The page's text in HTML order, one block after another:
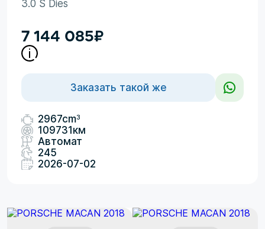
3.0 S Dies
7 144 085₽
Заказать такой же
2967cm3
109731км
Автомат
245
2026-07-02